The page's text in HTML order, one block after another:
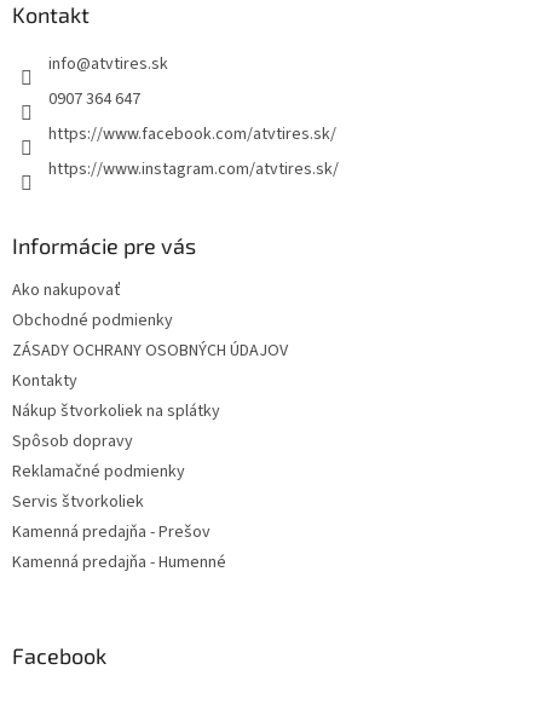
Kontakt
info@atvtires.sk
0907 364 647
https://www.facebook.com/atvtires.sk/
https://www.instagram.com/atvtires.sk/
Informácie pre vás
Ako nakupovať
Obchodné podmienky
ZÁSADY OCHRANY OSOBNÝCH ÚDAJOV
Kontakty
Nákup štvorkoliek na splátky
Spôsob dopravy
Reklamačné podmienky
Servis štvorkoliek
Kamenná predajňa - Prešov
Kamenná predajňa - Humenné
Facebook